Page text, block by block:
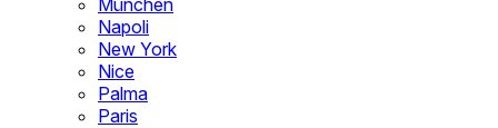
München
Napoli
New York
Nice
Palma
Paris